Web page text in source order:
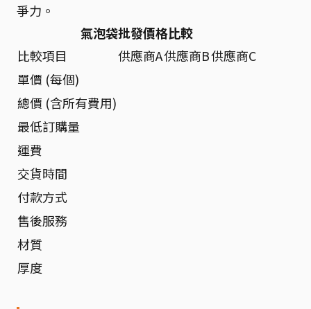
爭力。
氣泡袋批發價格比較
比較項目
供應商A供應商B供應商C
單價 (每個)
總價 (含所有費用)
最低訂購量
運費
交貨時間
付款方式
售後服務
材質
厚度